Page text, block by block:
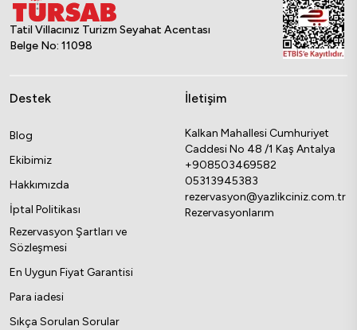
Tatil Villacınız Turizm Seyahat Acentası
Belge No: 11098
Destek
Blog
Ekibimiz
Hakkımızda
İptal Politikası
Rezervasyon Şartları ve
Sözleşmesi
En Uygun Fiyat Garantisi
Para iadesi
Sıkça Sorulan Sorular
İletişim
Kalkan Mahallesi Cumhuriyet
Caddesi No 48 /1 Kaş Antalya
+908503469582
05313945383
rezervasyon@yazlikciniz.com.tr
Rezervasyonlarım